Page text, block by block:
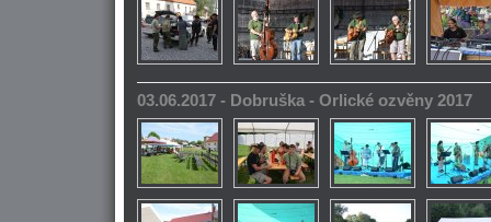
03.06.2017 - Dobruška - Orlické ozvěny 2017